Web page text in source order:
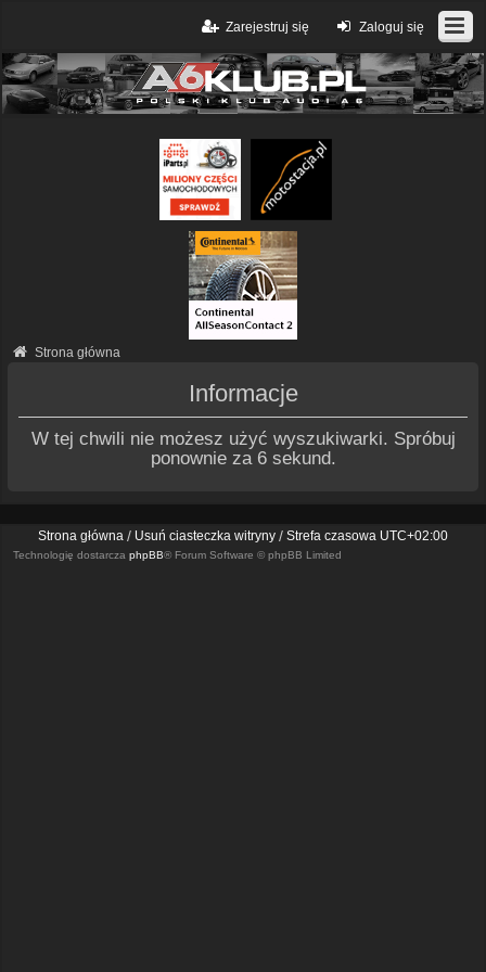
Zaloguj się
Zarejestruj się
Strona główna
Informacje
W tej chwili nie możesz użyć wyszukiwarki. Spróbuj
ponownie za 6 sekund.
Strona główna Usuń ciasteczka witryny Strefa czasowa UTC+02:00
Technologię dostarcza phpBB® Forum Software © phpBB Limited